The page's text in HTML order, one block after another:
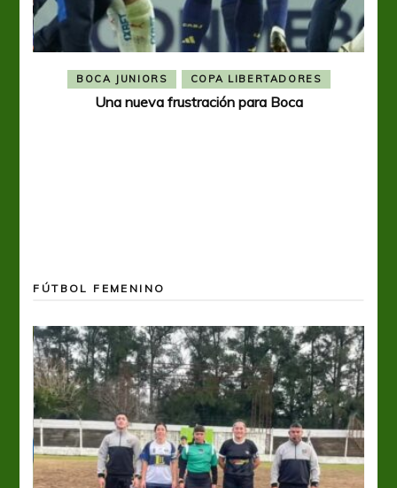
BOCA JUNIORS COPA LIBERTADORES
Una nueva frustración para Boca
FÚTBOL FEMENINO